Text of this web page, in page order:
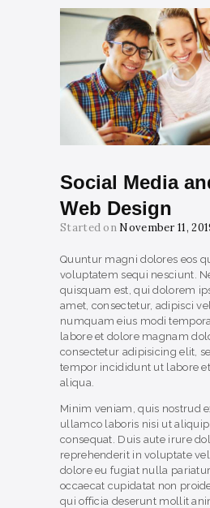
Social Media
Web Design
Started on November 11,
Quuntur magni dolores eos
voluptatem sequi nesciunt.
quisquam est, qui dolorem
amet, consectetur, adipisci
numquam eius modi
labore et dolore magnam
consectetur adipisicing elit,
tempor incididunt ut labore
aliqua.
Minim veniam, quis nostrud
ullamco laboris nisi ut
consequat. Duis aute irure
reprehenderit in voluptate
dolore eu fugiat nulla
occaecat cupidatat non
qui officia deserunt mollit